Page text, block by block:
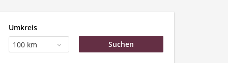
Umkreis
100 km